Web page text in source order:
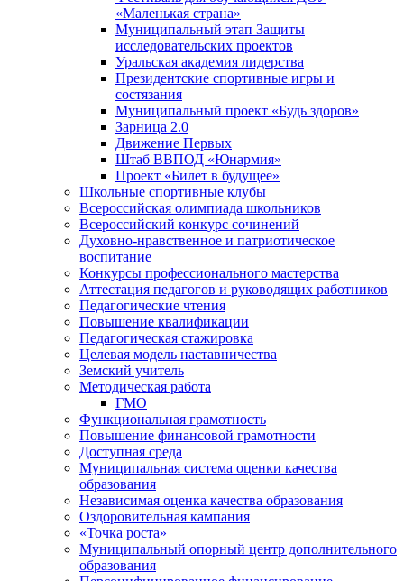
«Маленькая страна»
Муниципальный этап Защиты
исследовательских проектов
Уральская академия лидерства
Президентские спортивные игры и
состязания
Муниципальный проект «Будь здоров»
Зарница 2.0
Движение Первых
Штаб ВВПОД «Юнармия»
Проект «Билет в будущее»
Школьные спортивные клубы
Всероссийская олимпиада школьников
Всероссийский конкурс сочинений
Духовно-нравственное и патриотическое
воспитание
Конкурсы профессионального мастерства
Аттестация педагогов и руководящих работников
Педагогические чтения
Повышение квалификации
Педагогическая стажировка
Целевая модель наставничества
Земский учитель
Методическая работа
ГМО
Функциональная грамотность
Повышение финансовой грамотности
Доступная среда
Муниципальная система оценки качества
образования
Независимая оценка качества образования
Оздоровительная кампания
«Точка роста»
Муниципальный опорный центр дополнительного
образования